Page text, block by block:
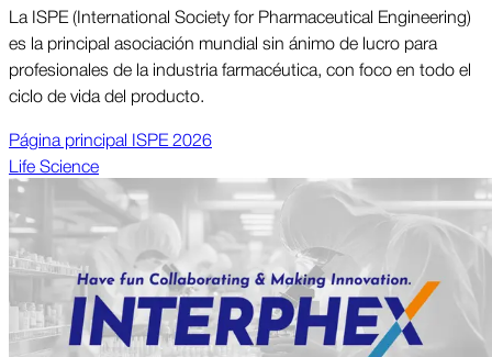
La ISPE (International Society for Pharmaceutical Engineering)
es la principal asociación mundial sin ánimo de lucro para
profesionales de la in­dus­tria far­macéu­ti­ca, con foco en todo el
ciclo de vida del pro­duc­to.
Página prin­ci­pal ISPE 2026
Life Science